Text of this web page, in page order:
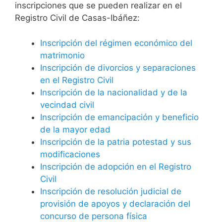
inscripciones que se pueden realizar en el
Registro Civil de Casas-Ibáñez:
Inscripción del régimen económico del
matrimonio
Inscripción de divorcios y separaciones
en el Registro Civil
Inscripción de la nacionalidad y de la
vecindad civil
Inscripción de emancipación y beneficio
de la mayor edad
Inscripción de la patria potestad y sus
modificaciones
Inscripción de adopción en el Registro
Civil
Inscripción de resolución judicial de
provisión de apoyos y declaración del
concurso de persona física